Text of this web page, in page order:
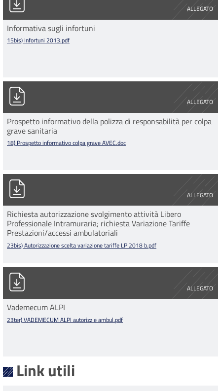
ALLEGATO
Informativa sugli infortuni
15bis) Infortuni 2013.pdf
ALLEGATO
18) Prospetto informativo colpa grave AVEC.doc
Prospetto informativo della polizza di responsabilità per colpa
grave sanitaria
18) Prospetto informativo colpa grave AVEC.doc
ALLEGATO
23bis) Autorizzazione scelta variazione tariffe LP 2018 b.pdf
Richiesta autorizzazione svolgimento attività Libero
Professionale Intramuraria; richiesta Variazione Tariffe
Prestazioni/accessi ambulatoriali
23bis) Autorizzazione scelta variazione tariffe LP 2018 b.pdf
ALLEGATO
23ter) VADEMECUM ALPI autorizz e ambul.pdf
Vademecum ALPI
23ter) VADEMECUM ALPI autorizz e ambul.pdf
Link utili